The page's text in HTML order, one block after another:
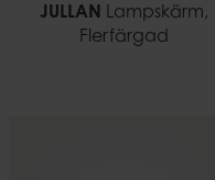
JULLAN
Lampskärm,
Flerfärgad